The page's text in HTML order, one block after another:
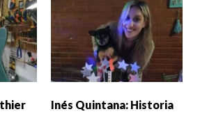
Inés Quintana: Historia